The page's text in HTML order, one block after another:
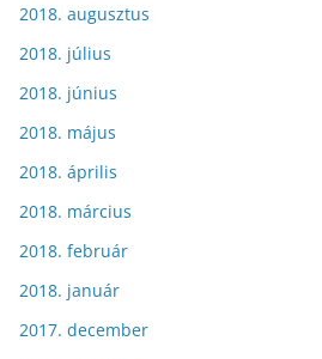
2018. augusztus
2018. július
2018. június
2018. május
2018. április
2018. március
2018. február
2018. január
2017. december